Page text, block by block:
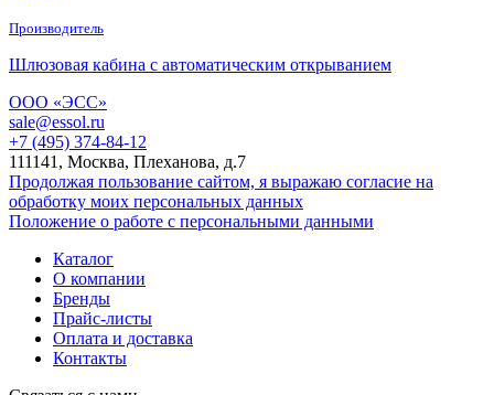
Производитель
Шлюзовая кабина с автоматическим открыванием
ООО «ЭСС»
sale@essol.ru
+7 (495) 374-84-12
111141, Москва, Плеханова, д.7
Продолжая пользование сайтом, я выражаю согласие на
обработку моих персональных данных
Положение о работе с персональными данными
Каталог
О компании
Бренды
Прайс-листы
Оплата и доставка
Контакты